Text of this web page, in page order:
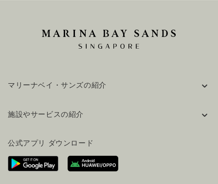
マリーナベイ・サンズの紹介
採用情報
お問い合わせ
施設やサービスの紹介
ご来場にあたって
ホテルへのアクセス
ビジター向けサービス
公式アプリ ダウンロード